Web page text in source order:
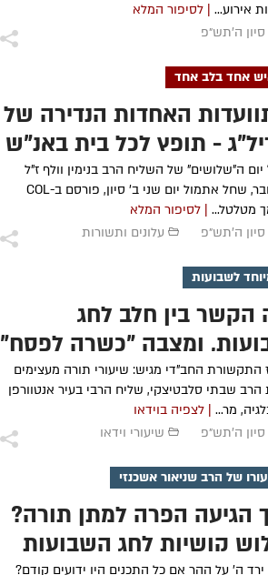
אירוע... | לסיפור המלא
סיון ה׳תש״פ
אחד בלב אחד
האחדות הנדירה של
- תופץ לכל בית באנ"ש
יום ה"שלושים" של השליח הרב בנימין וולף ז"ל
מהנובר, שחל אתמול יום שני ב' סיון, פורסם ב-COL
מטלטל... | לסיפור המלא
סיון ה׳תש״פ
עלונים ותשורות
לשבועות
הקשר בין חלב לחג
ומצבה "כשרה לפסח"
התקשורת החב"די מגיש: שיעורי תורה מעצימים
שבתי סלבטיצקי, שליח הרבי בעיר אנטוורפן
מר... | לצפיה בוידאו
סיון ה׳תש״פ
שיעורי וידאו
של הרב שניאור אשכנזי
הגיעה הפרה למתן תורה?
קושיות לחג השבועות
ה' על ההר אם כל התכנים היו ידועים קודם?